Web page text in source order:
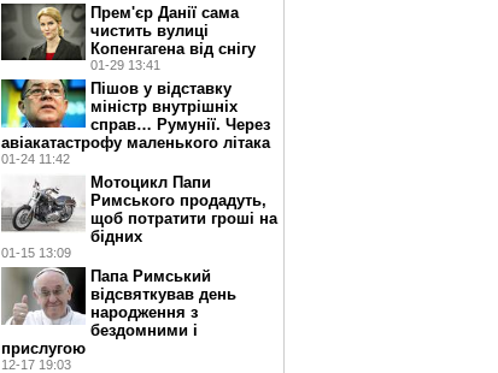
Прем'єр Данії сама
чистить вулиці
Копенгагена від снігу
01-29 13:41
Пішов у відставку
міністр внутрішніх
справ… Румунії. Через
авіакатастрофу маленького літака
01-24 11:42
Мотоцикл Папи
Римського продадуть,
щоб потратити гроші на
бідних
01-15 13:09
Папа Римський
відсвяткував день
народження з
бездомними і
прислугою
12-17 19:03